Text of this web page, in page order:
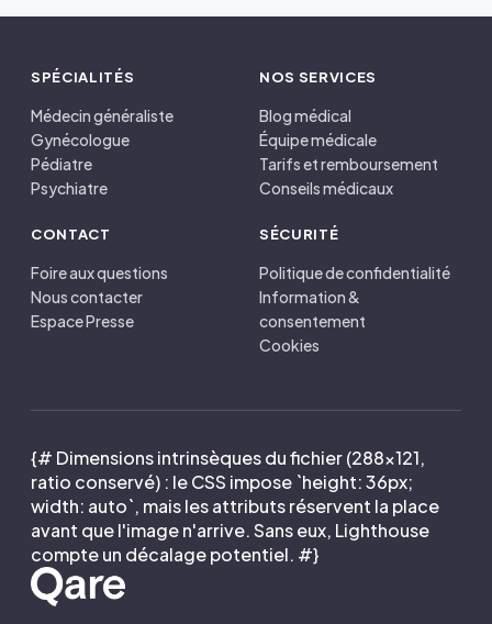
SPÉCIALITÉS
Médecin généraliste
Gynécologue
Pédiatre
Psychiatre
NOS SERVICES
Blog médical
Équipe médicale
Tarifs et remboursement
Conseils médicaux
CONTACT
Foire aux questions
Nous contacter
Espace Presse
SÉCURITÉ
Politique de confidentialité
Information &
consentement
Cookies
{# Dimensions intrinsèques du fichier (288×121,
ratio conservé) : le CSS impose `height: 36px;
width: auto`, mais les attributs réservent la place
avant que l'image n'arrive. Sans eux, Lighthouse
compte un décalage potentiel. #}